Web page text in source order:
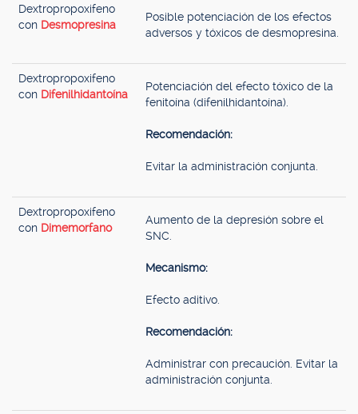
Dextropropoxifeno
con Desmopresina
Posible potenciación de los efectos
adversos y tóxicos de desmopresina.
Dextropropoxifeno
con Difenilhidantoína
Potenciación del efecto tóxico de la
fenitoína (difenilhidantoína).
Recomendación:
Evitar la administración conjunta.
Dextropropoxifeno
con Dimemorfano
Aumento de la depresión sobre el
SNC.
Mecanismo:
Efecto aditivo.
Recomendación:
Administrar con precaución. Evitar la
administración conjunta.